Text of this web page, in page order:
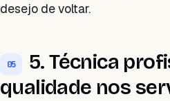
desejo de voltar.
05
5. Técnica
qualidade nos